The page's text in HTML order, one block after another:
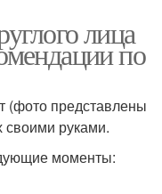
лица
по
(фото представлены
руками.
моменты: